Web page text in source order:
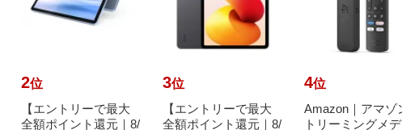
2位
【エントリーで最大
全額ポイント還元｜8/
3位
【エントリーで最大
全額ポイント還元｜8/
4位
Amazon｜アマゾ
トリーミングメ